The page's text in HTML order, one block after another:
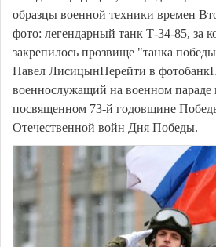
образцы военной техники времен
фото: легендарный танк Т-34-85, за
закрепилось прозвище "танка
Павел ЛисицынПерейти в
военнослужащий на военном параде
посвященном 73-й годовщине
Отечественной войн Дня Победы.